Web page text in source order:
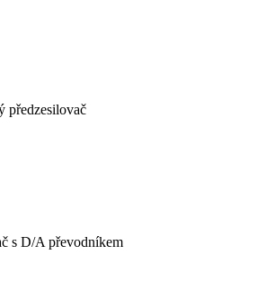
předzesilovač
s D/A převodníkem